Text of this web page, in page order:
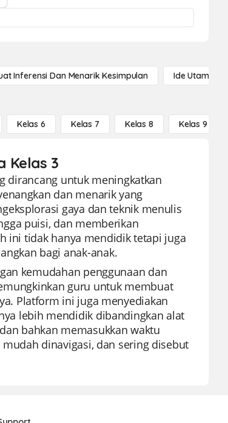
Inferensi Dan Menarik Kesimpulan Ide Utama
Kelas 6 Kelas 7 Kelas 8 Kelas 9
Kelas 3
dirancang untuk meningkatkan
dan menarik yang
gaya dan teknik menulis
puisi, dan memberikan
ini tidak hanya mendidik tetapi juga
bagi anak-anak.
kemudahan penggunaan dan
guru untuk membuat
Platform ini juga menyediakan
lebih mendidik dibandingkan alat
bahkan memasukkan waktu
dinavigasi, dan sering disebut